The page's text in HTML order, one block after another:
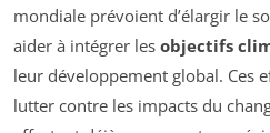
mondiale prévoient d’élargir le
aider à intégrer les objectifs
leur développement global. Ces
lutter contre les impacts du